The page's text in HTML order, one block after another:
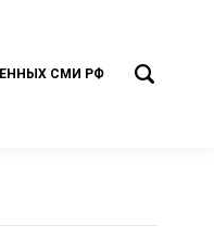
СМИ РФ